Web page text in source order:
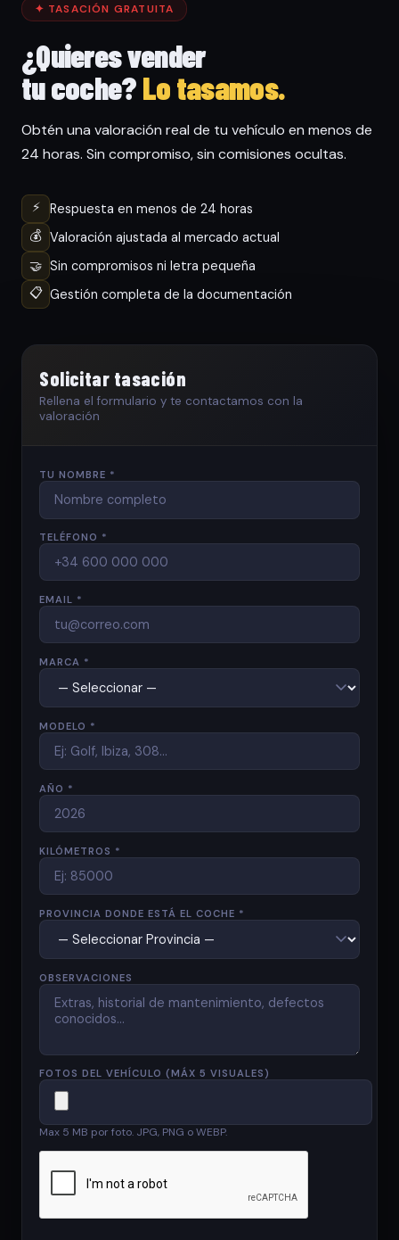
✦ TASACIÓN GRATUITA
¿Quieres vender
tu coche?Lo tasamos.
Obtén una valoración real de tu vehículo en menos de
24 horas. Sin compromiso, sin comisiones ocultas.
⚡
Respuesta en menos de 24 horas
💰 Valoración ajustada al mercado actual
🤝 Sin compromisos ni letra pequeña
📋 Gestión completa de la documentación
Solicitar tasación
Rellena el formulario y te contactamos con la
valoración
TU NOMBRE *
TELÉFONO *
EMAIL *
MARCA *
MODELO *
AÑO *
KILÓMETROS *
PROVINCIA DONDE ESTÁ EL COCHE *
OBSERVACIONES
FOTOS DEL VEHÍCULO (MÁX 5 VISUALES)
Max 5 MB por foto. JPG, PNG o WEBP.